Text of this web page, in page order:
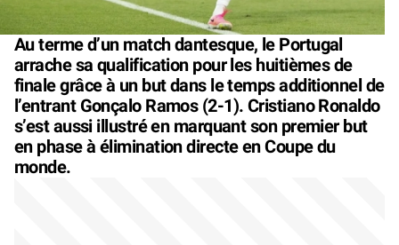
Au terme d’un match dantesque, le Portugal
arrache sa qualification pour les huitièmes de
finale grâce à un but dans le temps additionnel de
l’entrant Gonçalo Ramos (2-1). Cristiano Ronaldo
s’est aussi illustré en marquant son premier but
en phase à élimination directe en Coupe du
monde.